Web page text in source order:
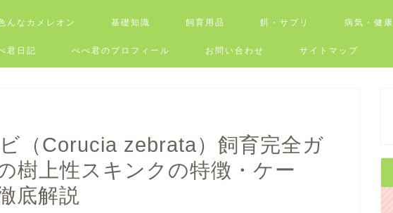
んなカメレオン 基礎知識 飼育用品 餌・サプリ 病気・健康
君日記 ぺぺ君のプロフィール お問い合わせ サイトマップ
（Corucia zebrata）飼育完全ガ
樹上性スキンクの特徴・ケー
底解説